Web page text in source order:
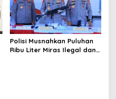
Polisi Musnahkan Puluhan
Ribu Liter Miras Ilegal dan